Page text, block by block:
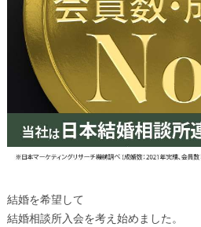
結婚を希望して
結婚相談所入会を考え始めました。